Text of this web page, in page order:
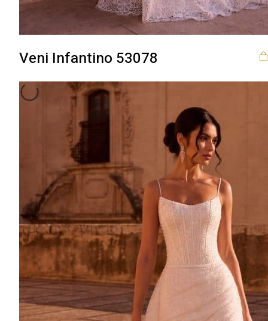
Veni Infantino 53078